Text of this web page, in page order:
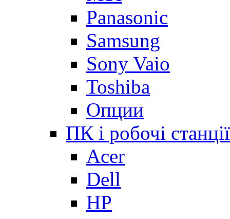
Panasonic
Samsung
Sony Vaio
Toshiba
Опции
ПК і робочі станції
Acer
Dell
HP